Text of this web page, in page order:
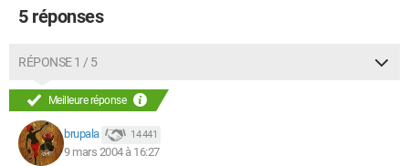
5 réponses
RÉPONSE 1 / 5
Meilleure réponse
brupala 14 441
9 mars 2004 à 16:27